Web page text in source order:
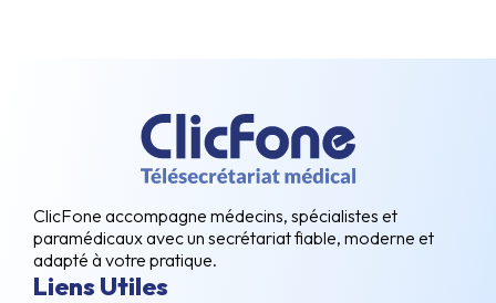
ClicFone accompagne médecins, spécialistes et
paramédicaux avec un secrétariat fiable, moderne et
adapté à votre pratique.
Liens Utiles